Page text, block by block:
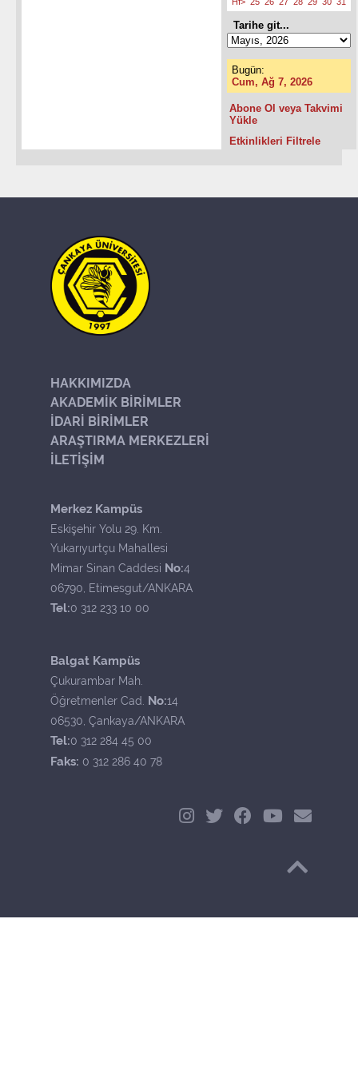
Tarihe git...
Bugün:
Cum, Ağ 7, 2026
Abone Ol veya Takvimi
Yükle
Etkinlikleri Filtrele
HAKKIMIZDA
AKADEMİK BİRİMLER
İDARİ BİRİMLER
ARAŞTIRMA MERKEZLERİ
İLETİŞİM
Merkez Kampüs
Eskişehir Yolu 29. Km.
Yukarıyurtçu Mahallesi
Mimar Sinan Caddesi No:4
06790, Etimesgut/ANKARA
Tel:0 312 233 10 00
Balgat Kampüs
Çukurambar Mah.
Öğretmenler Cad. No:14
06530, Çankaya/ANKARA
Tel:0 312 284 45 00
Faks: 0 312 286 40 78